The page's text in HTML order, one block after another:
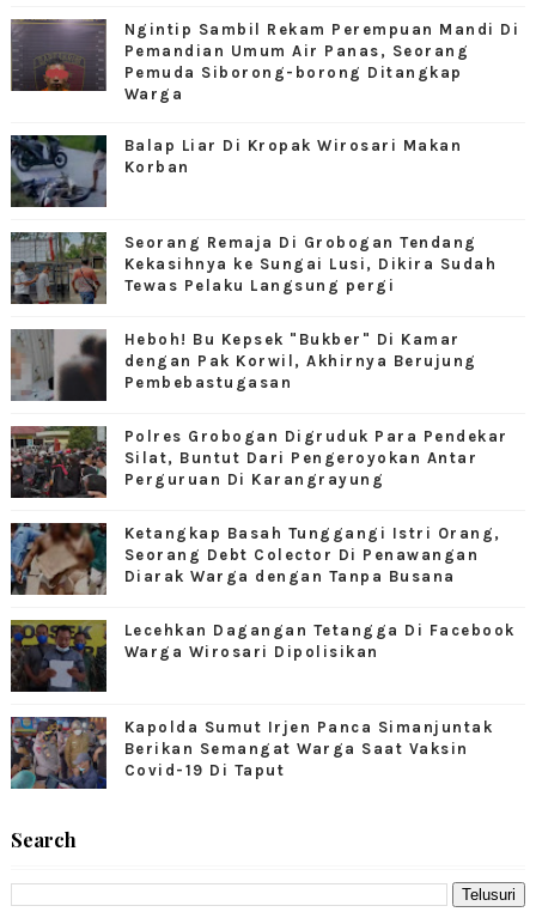
Ngintip Sambil Rekam Perempuan Mandi Di
Pemandian Umum Air Panas, Seorang
Pemuda Siborong-borong Ditangkap
Warga
Balap Liar Di Kropak Wirosari Makan
Korban
Seorang Remaja Di Grobogan Tendang
Kekasihnya ke Sungai Lusi, Dikira Sudah
Tewas Pelaku Langsung pergi
Heboh! Bu Kepsek "Bukber" Di Kamar
dengan Pak Korwil, Akhirnya Berujung
Pembebastugasan
Polres Grobogan Digruduk Para Pendekar
Silat, Buntut Dari Pengeroyokan Antar
Perguruan Di Karangrayung
Ketangkap Basah Tunggangi Istri Orang,
Seorang Debt Colector Di Penawangan
Diarak Warga dengan Tanpa Busana
Lecehkan Dagangan Tetangga Di Facebook
Warga Wirosari Dipolisikan
Kapolda Sumut Irjen Panca Simanjuntak
Berikan Semangat Warga Saat Vaksin
Covid-19 Di Taput
Search